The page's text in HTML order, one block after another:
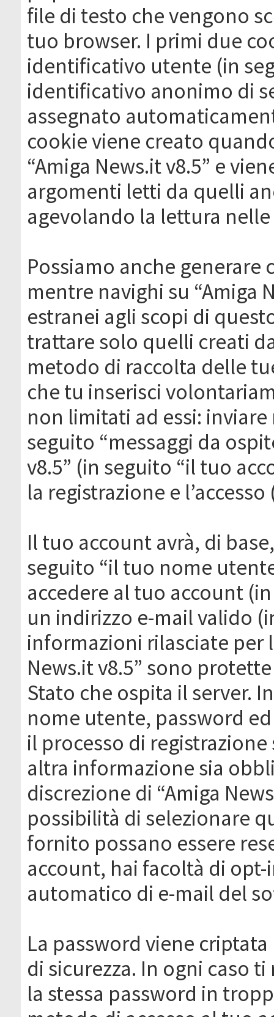
file di testo che vengono
tuo browser. I primi due
identificativo utente (in
identificativo anonimo di
assegnato
cookie viene creato
“Amiga News.it v8.5” e
argomenti letti da quelli
agevolando la lettura
Possiamo anche
mentre navighi su “Amiga
estranei agli scopi di
trattare solo quelli creati
metodo di raccolta delle
che tu inserisci
non limitati ad essi:
seguito “messaggi da
v8.5” (in seguito “il tuo
la registrazione e
Il tuo account avrà, di
seguito “il tuo nome
accedere al tuo account
un indirizzo e-mail valido
informazioni rilasciate per
News.it v8.5” sono
Stato che ospita il server.
nome utente, password
il processo di registrazione
altra informazione sia
discrezione di “Amiga
possibilità di selezionare
fornito possano essere
account, hai facoltà di
automatico di e-mail del
La password viene
di sicurezza. In ogni caso
la stessa password in